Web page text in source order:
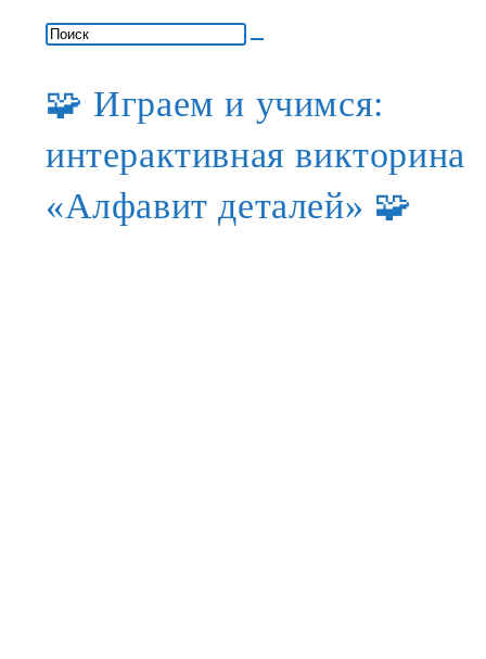
🧩 Играем и учимся:
интерактивная викторина
«Алфавит деталей» 🧩